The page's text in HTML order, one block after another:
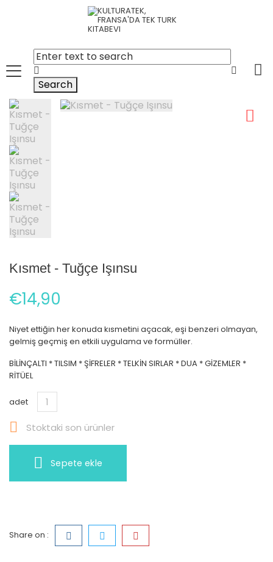
Search
Kısmet - Tuğçe Işınsu
€14,90
Niyet ettiğin her konuda kısmetini açacak, eşi benzeri olmayan,
gelmiş geçmiş en etkili uygulama ve formüller.
BİLİNÇALTI * TILSIM * ŞİFRELER * TELKİN SIRLAR * DUA * GİZEMLER *
RİTÜEL
adet
 Stoktaki son ürünler
Sepete ekle
Share on :